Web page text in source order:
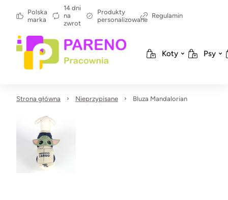
Polska
marka
14 dni
na
zwrot
Produkty
personalizowane Regulamin
Koty Psy
Strona główna Nieprzypisane Bluza Mandalorian